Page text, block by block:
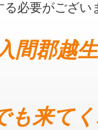
必要がござい
間郡越
も来て